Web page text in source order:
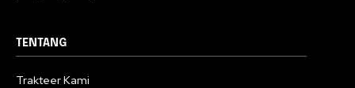
TENTANG
Trakteer Kami